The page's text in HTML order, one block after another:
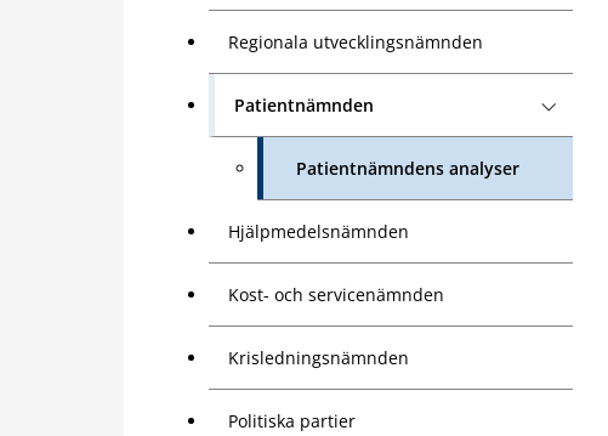
Regionala utvecklingsnämnden
Patientnämnden
Patientnämndens analyser
Hjälpmedelsnämnden
Kost- och servicenämnden
Krisledningsnämnden
Politiska partier